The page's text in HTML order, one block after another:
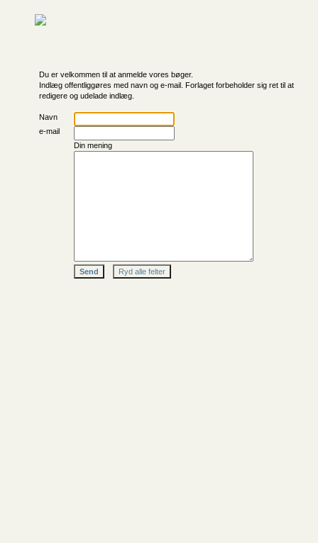
Du er velkommen til at anmelde vores bøger.
Indlæg offentliggøres med navn og e-mail. Forlaget forbeholder sig ret til at
redigere og udelade indlæg.
Navn
e-mail
Din mening